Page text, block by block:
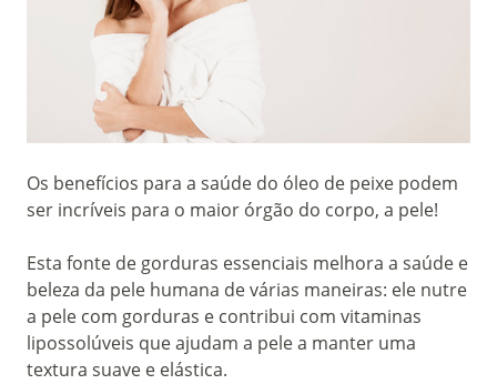
Os benefícios para a saúde do óleo de peixe podem
ser incríveis para o maior órgão do corpo, a pele!
Esta fonte de gorduras essenciais melhora a saúde e
beleza da pele humana de várias maneiras: ele nutre
a pele com gorduras e contribui com vitaminas
lipossolúveis que ajudam a pele a manter uma
textura suave e elástica.